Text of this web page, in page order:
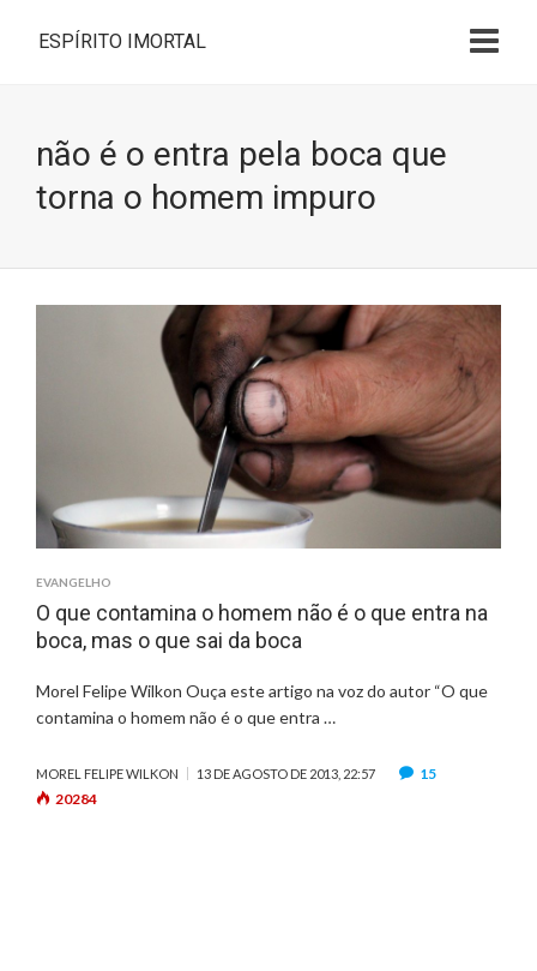
ESPÍRITO IMORTAL
não é o entra pela boca que
torna o homem impuro
EVANGELHO
O que contamina o homem não é o que entra na
boca, mas o que sai da boca
Morel Felipe Wilkon Ouça este artigo na voz do autor “O que
contamina o homem não é o que entra …
MOREL FELIPE WILKON 13 DE AGOSTO DE 2013, 22:57
15
20284